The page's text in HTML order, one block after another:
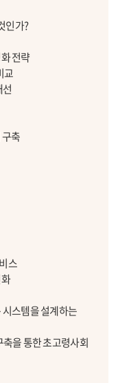
인가?
전략
교
축
스
스템을 설계하는
을 통한 초고령사회